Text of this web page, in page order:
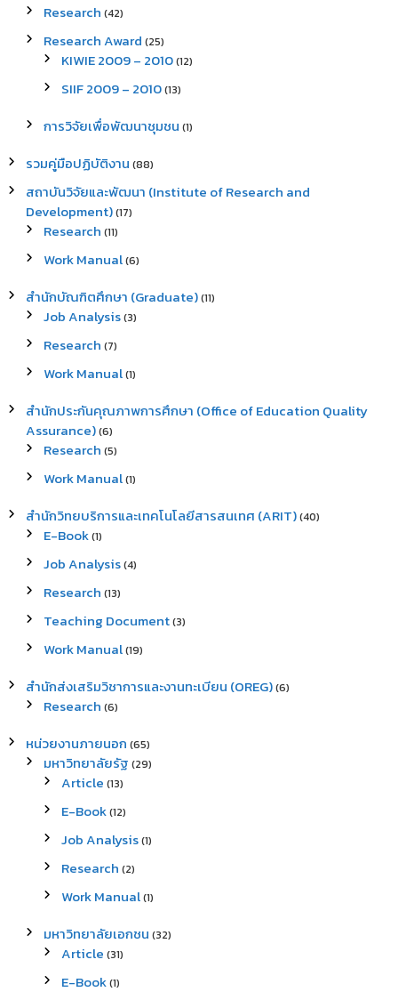
Research (42)
Research Award (25)
KIWIE 2009 – 2010(12)
SIIF 2009 – 2010(13)
การวิจัยเพื่อพัฒนาชุมชน (1)
รวมคู่มือปฏิบัติงาน (88)
สถาบันวิจัยและพัฒนา (Institute of Research and
Development)(17)
Research (11)
Work Manual(6)
สำนักบัณฑิตศึกษา (Graduate)(11)
Job Analysis(3)
Research (7)
Work Manual(1)
สำนักประกันคุณภาพการศึกษา (Office of Education Quality
Assurance)(6)
Research (5)
Work Manual(1)
สำนักวิทยบริการและเทคโนโลยีสารสนเทศ (ARIT)(40)
E-Book(1)
Job Analysis(4)
Research (13)
Teaching Document(3)
Work Manual(19)
สำนักส่งเสริมวิชาการและงานทะเบียน (OREG)(6)
Research (6)
หน่วยงานภายนอก (65)
มหาวิทยาลัยรัฐ (29)
Article (13)
E-Book(12)
Job Analysis(1)
Research (2)
Work Manual(1)
มหาวิทยาลัยเอกชน (32)
Article (31)
E-Book(1)